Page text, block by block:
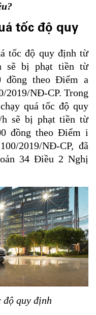
tốc độ quy
tốc độ quy định từ
sẽ bị phạt tiền từ
đồng theo Điểm a
2019/NĐ-CP. Trong
quá tốc độ quy
sẽ bị phạt tiền từ
đồng theo Điểm i
2019/NĐ-CP, đã
34 Điều 2 Nghị
quy định